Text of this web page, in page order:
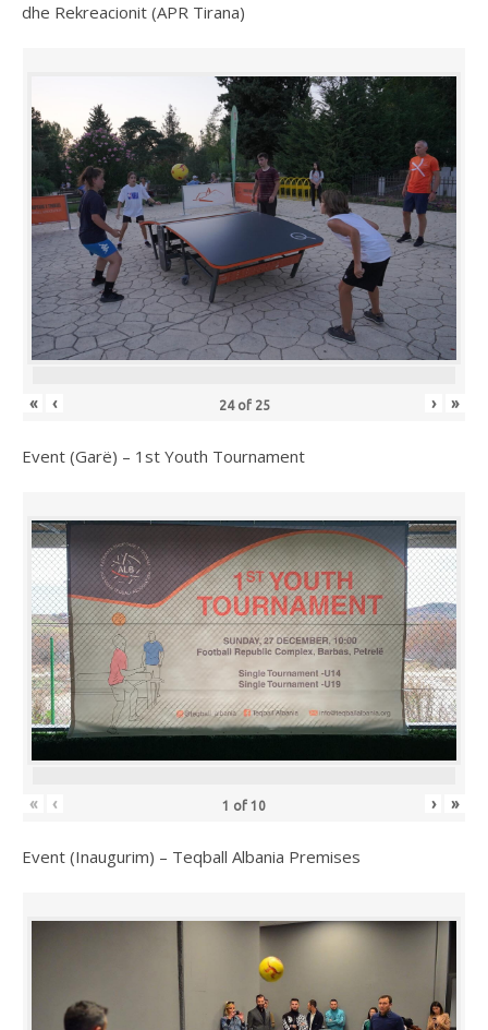
dhe Rekreacionit (APR Tirana)
« ‹ 24of 25 › »
Event (Garë) – 1st Youth Tournament
« ‹ 1 of 10 › »
Event (Inaugurim) – Teqball Albania Premises